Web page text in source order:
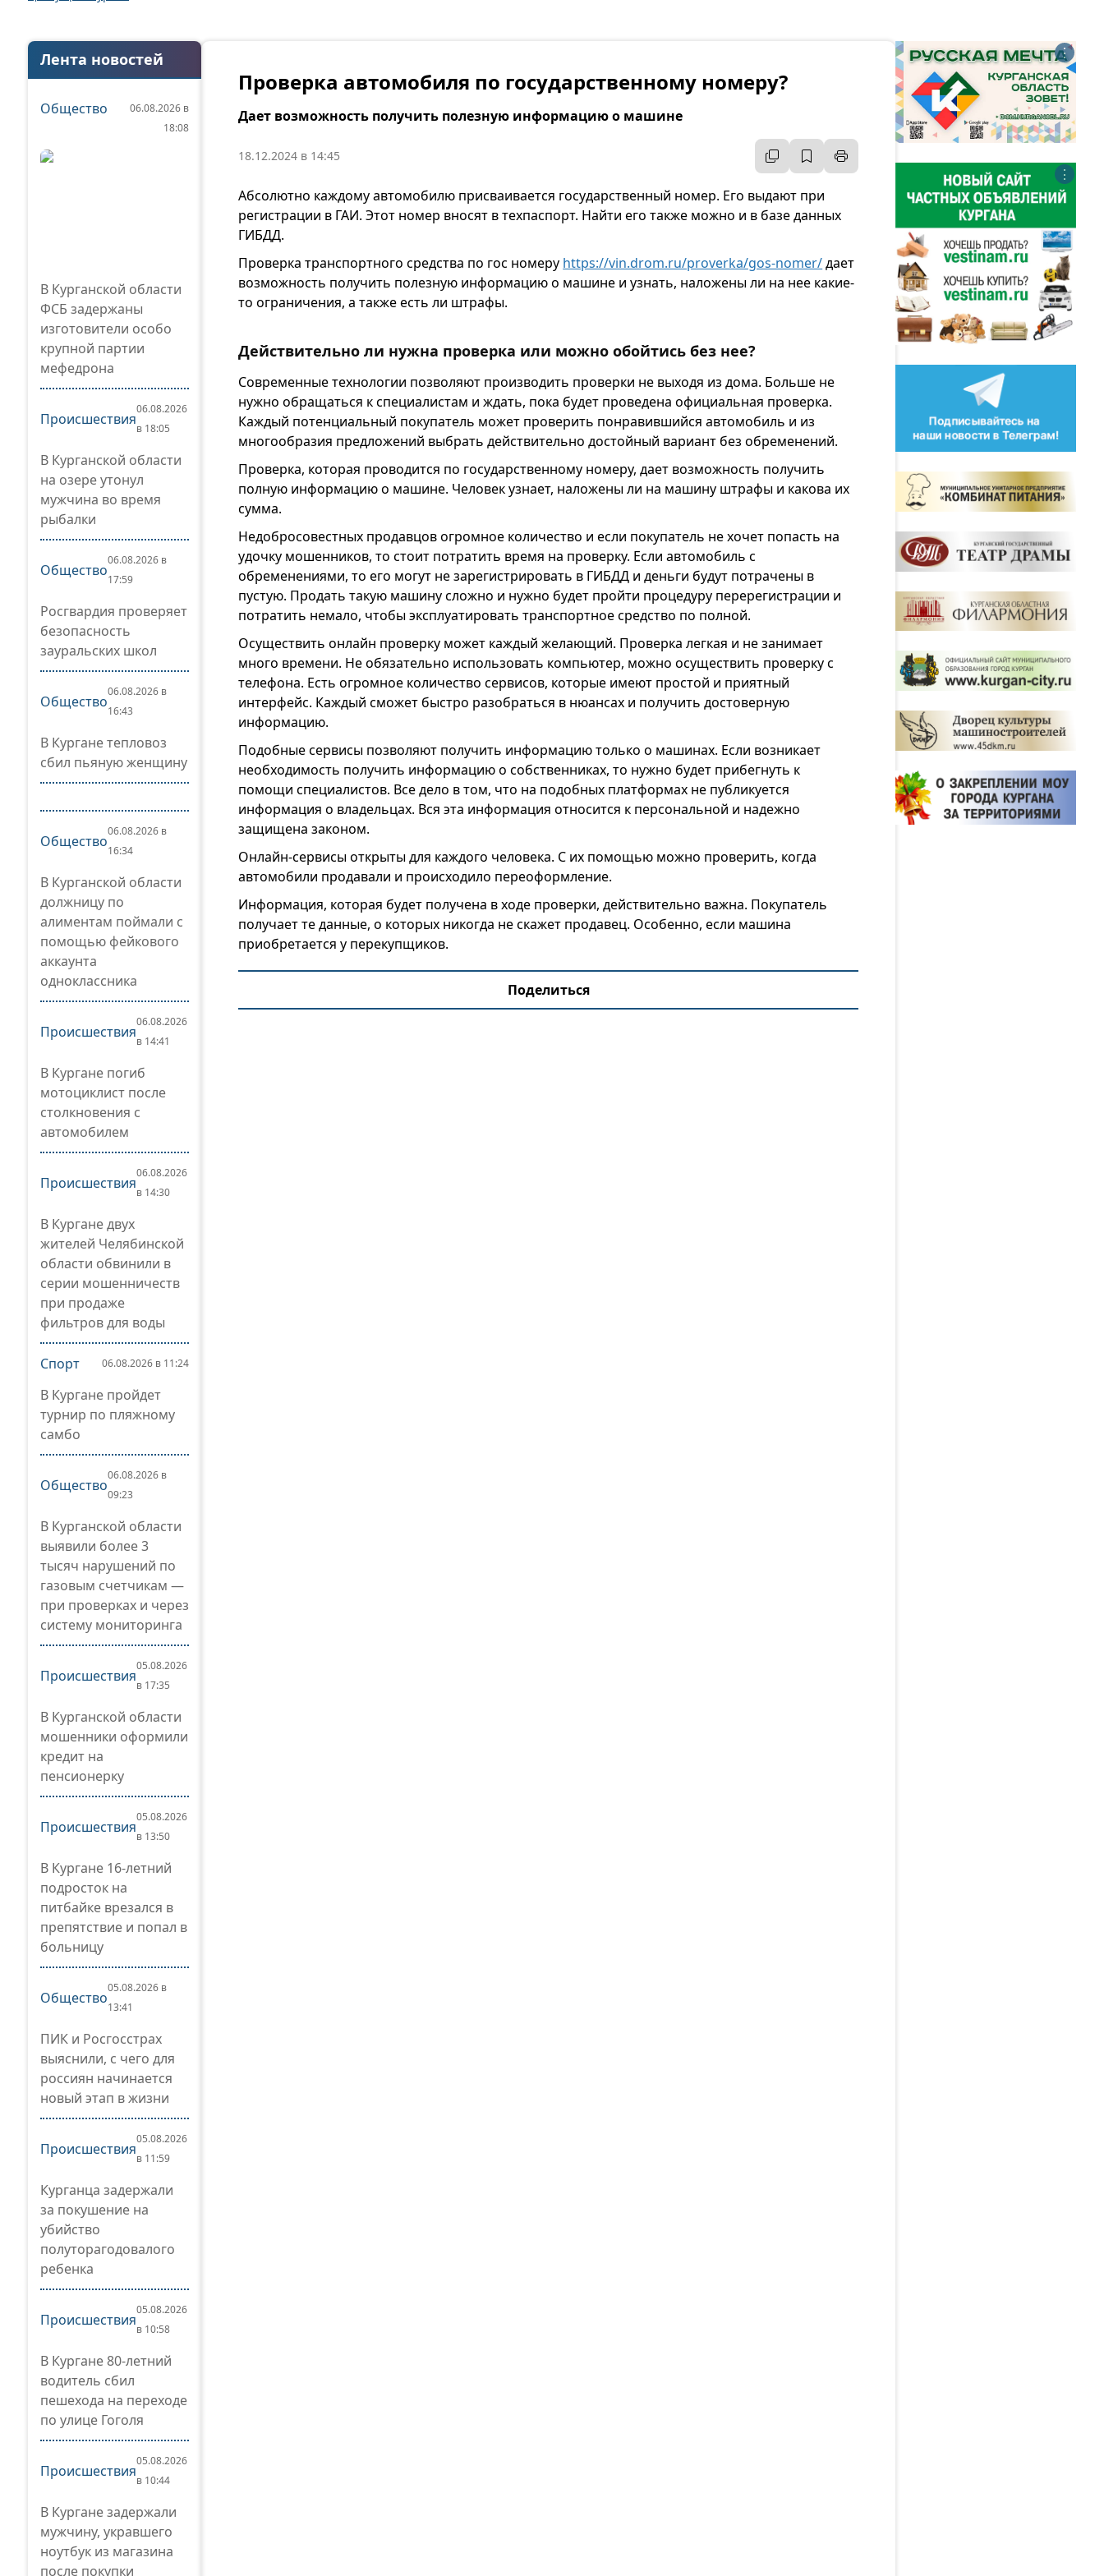
Лента новостей
Общество
06.08.2026 в
18:08
В Курганской области
ФСБ задержаны
изготовители особо
крупной партии
мефедрона
Происшествия
06.08.2026
в 18:05
В Курганской области
на озере утонул
мужчина во время
рыбалки
Общество
06.08.2026 в
17:59
Росгвардия проверяет
безопасность
зауральских школ
Общество
06.08.2026 в
16:43
В Кургане тепловоз
сбил пьяную женщину
Общество
06.08.2026 в
16:34
В Курганской области
должницу по
алиментам поймали с
помощью фейкового
аккаунта
одноклассника
Происшествия
06.08.2026
в 14:41
В Кургане погиб
мотоциклист после
столкновения с
автомобилем
Происшествия
06.08.2026
в 14:30
В Кургане двух
жителей Челябинской
области обвинили в
серии мошенничеств
при продаже
фильтров для воды
Спорт 06.08.2026 в 11:24
В Кургане пройдет
турнир по пляжному
самбо
Общество
06.08.2026 в
09:23
В Курганской области
выявили более 3
тысяч нарушений по
газовым счетчикам —
при проверках и через
систему мониторинга
Происшествия
05.08.2026
в 17:35
В Курганской области
мошенники оформили
кредит на
пенсионерку
Происшествия
05.08.2026
в 13:50
В Кургане 16-летний
подросток на
питбайке врезался в
препятствие и попал в
больницу
Общество
05.08.2026 в
13:41
ПИК и Росгосстрах
выяснили, с чего для
россиян начинается
новый этап в жизни
Происшествия
05.08.2026
в 11:59
Курганца задержали
за покушение на
убийство
полуторагодовалого
ребенка
Происшествия
05.08.2026
в 10:58
В Кургане 80-летний
водитель сбил
пешехода на переходе
по улице Гоголя
Происшествия
05.08.2026
в 10:44
В Кургане задержали
мужчину, укравшего
ноутбук из магазина
после покупки
Проверка автомобиля по государственному номеру?
Дает возможность получить полезную информацию о машине
18.12.2024 в 14:45
Абсолютно каждому автомобилю присваивается государственный номер. Его выдают при
регистрации в ГАИ. Этот номер вносят в техпаспорт. Найти его также можно и в базе данных
ГИБДД.
Проверка транспортного средства по гос номеру https://vin.drom.ru/proverka/gos-nomer/дает
возможность получить полезную информацию о машине и узнать, наложены ли на нее какие-
то ограничения, а также есть ли штрафы.
Действительно ли нужна проверка или можно обойтись без нее?
Современные технологии позволяют производить проверки не выходя из дома. Больше не
нужно обращаться к специалистам и ждать, пока будет проведена официальная проверка.
Каждый потенциальный покупатель может проверить понравившийся автомобиль и из
многообразия предложений выбрать действительно достойный вариант без обременений.
Проверка, которая проводится по государственному номеру, дает возможность получить
полную информацию о машине. Человек узнает, наложены ли на машину штрафы и какова их
сумма.
Недобросовестных продавцов огромное количество и если покупатель не хочет попасть на
удочку мошенников, то стоит потратить время на проверку. Если автомобиль с
обременениями, то его могут не зарегистрировать в ГИБДД и деньги будут потрачены в
пустую. Продать такую машину сложно и нужно будет пройти процедуру перерегистрации и
потратить немало, чтобы эксплуатировать транспортное средство по полной.
Осуществить онлайн проверку может каждый желающий. Проверка легкая и не занимает
много времени. Не обязательно использовать компьютер, можно осуществить проверку с
телефона. Есть огромное количество сервисов, которые имеют простой и приятный
интерфейс. Каждый сможет быстро разобраться в нюансах и получить достоверную
информацию.
Подобные сервисы позволяют получить информацию только о машинах. Если возникает
необходимость получить информацию о собственниках, то нужно будет прибегнуть к
помощи специалистов. Все дело в том, что на подобных платформах не публикуется
информация о владельцах. Вся эта информация относится к персональной и надежно
защищена законом.
Онлайн-сервисы открыты для каждого человека. С их помощью можно проверить, когда
автомобили продавали и происходило переоформление.
Информация, которая будет получена в ходе проверки, действительно важна. Покупатель
получает те данные, о которых никогда не скажет продавец. Особенно, если машина
приобретается у перекупщиков.
Поделиться
⋮
⋮